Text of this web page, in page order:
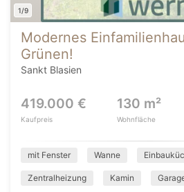
1/9
Modernes
Grünen!
Sankt Blasien
419.000 €
Kaufpreis
130 m²
Wohnfläche
mit Fenster Wanne
Zentralheizung Kamin